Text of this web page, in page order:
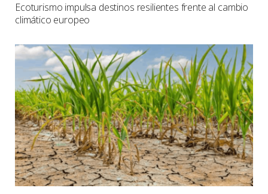
Ecoturismo impulsa destinos resilientes frente al cambio
climático europeo